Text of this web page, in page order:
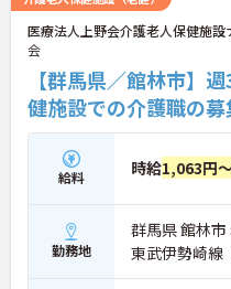
医療法人上野会介護老人保健施
会
【群馬県／館林市】
健施設での介護職の
給料 時給1,063円
勤務地
群馬県 館林
東武伊勢崎線